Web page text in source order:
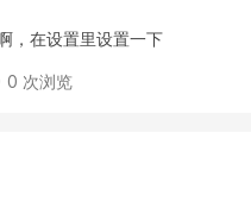
，在设置里设置一下
0 次浏览